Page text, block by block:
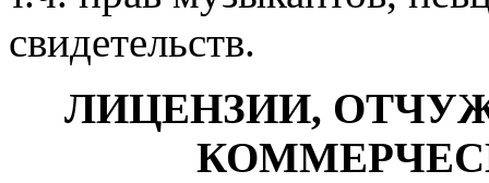
свидетельств.
ЛИЦЕНЗИИ,